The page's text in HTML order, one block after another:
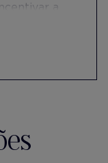
a
com cães
Granados